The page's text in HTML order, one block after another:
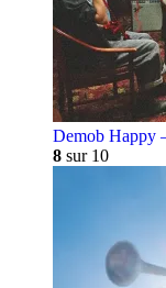
Demob Happy
8 sur 10